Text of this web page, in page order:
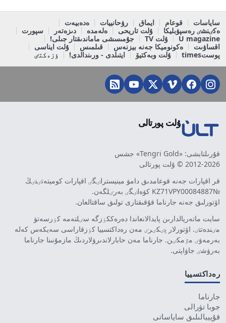
ساياسات قوعام ايماق رۋحانييات
ەدەبيەت
ەكٸنشٸ رەسپۋبليكا
ۇلت تاريحى ەلەمدە دىزەتەر
سپورت
U magazine
ۇلت TV
جۇمىسشى ماماندىقتار جىلى!
اقساۋىت
ەكونوميكا جەنە بيزنەس قىلمىس
ۇلت ايناسى
پوستtimes
ۇلت وبەكتيۆ ايتىلدى - ورىندالدى! ٶزەكتٸ
ۇلت پورتالى
قۇرىلتايشى: «Tengri Gold» جشس
2012-2026 © ۇلت پورتالى
قر اقپارات جەنە قوعامدىق دامۋ مينيسترلٸگٸ اقپارات كوميتەتٸنٸڭ
№KZ71VPY00084887 كۋەلٸگٸ بەرٸلگەن.
اۆتورلىق جەنە جارناما قۇقىقتارى تولىق ساقتالعان.
سايت ماتەريالدارىن پايدالانعاندا دەرەككٶزگە سٸلتەمە كٶرسەتۋ
مٸندەتتٸ. اۆتورلار پٸكٸرٸ مەن رەداكتسييا كٶزقاراسى سەيكەس كەلە
بەرمەۋٸ مٷمكٸن. جارناما مەن حابارلاندىرۋلاردىڭ مازمۇنىنا جارناما
بەرۋشٸ جاۋاپتى.
رەداكتسييا
جارناما
جوبا تۋرالى
قۇپييالىلىق ساياساتى